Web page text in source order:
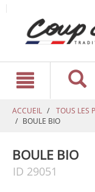
ACCUEIL TOUS LES
BOULE BIO
BOULE BIO
ID 29051